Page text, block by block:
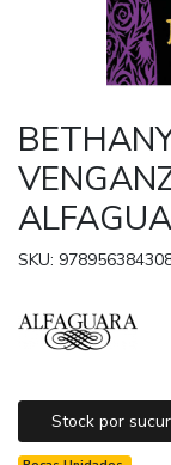
SKU:
Stock por